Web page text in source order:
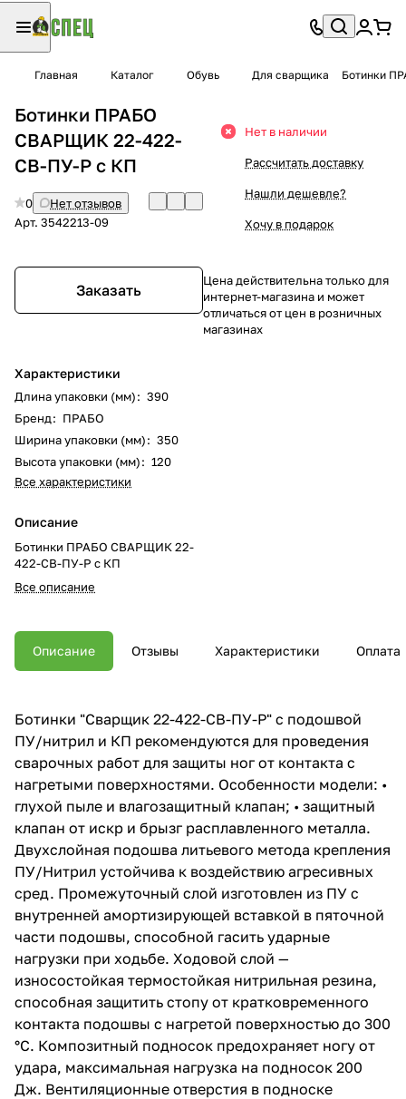
Главная Каталог Обувь Для сварщика Ботинки
Ботинки ПРАБО
СВАРЩИК 22-422-
СВ-ПУ-Р с КП
0
Нет отзывов
Арт. 3542213-09
Заказать
Характеристики
Длина упаковки (мм): 390
Бренд: ПРАБО
Ширина упаковки (мм): 350
Высота упаковки (мм): 120
Все характеристики
Описание
Ботинки ПРАБО СВАРЩИК 22-
422-СВ-ПУ-Р с КП
Все описание
Нет в наличии
Рассчитать доставку
Нашли дешевле?
Хочу в подарок
Цена действительна только для
интернет-магазина и может
отличаться от цен в розничных
магазинах
Описание Отзывы Характеристики Оплата
Ботинки "Сварщик 22-422-СВ-ПУ-Р" с подошвой
ПУ/нитрил и КП рекомендуются для проведения
сварочных работ для защиты ног от контакта с
нагретыми поверхностями. Особенности модели: •
глухой пыле и влагозащитный клапан; • защитный
клапан от искр и брызг расплавленного металла.
Двухслойная подошва литьевого метода крепления
ПУ/Нитрил устойчива к воздействию агресивных
сред. Промежуточный слой изготовлен из ПУ с
внутренней амортизирующей вставкой в пяточной
части подошвы, способной гасить ударные
нагрузки при ходьбе. Ходовой слой —
износостойкая термостойкая нитрильная резина,
способная защитить стопу от кратковременного
контакта подошвы с нагретой поверхностью до 300
°С. Композитный подносок предохраняет ногу от
удара, максимальная нагрузка на подносок 200
Дж. Вентиляционные отверстия в подноске